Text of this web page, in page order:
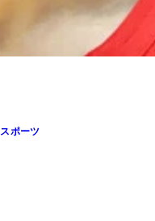
スポーツ